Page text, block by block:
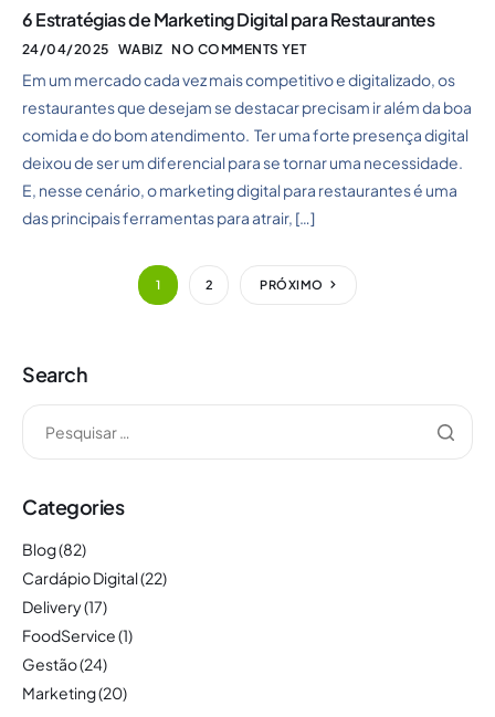
6 Estratégias de Marketing Digital para Restaurantes
24/04/2025 WABIZ NO COMMENTS YET
Em um mercado cada vez mais competitivo e digitalizado, os
restaurantes que desejam se destacar precisam ir além da boa
comida e do bom atendimento. Ter uma forte presença digital
deixou de ser um diferencial para se tornar uma necessidade.
E, nesse cenário, o marketing digital para restaurantes é uma
das principais ferramentas para atrair, […]
1 2 PRÓXIMO
Search
Categories
Blog(82)
Cardápio Digital(22)
Delivery(17)
FoodService(1)
Gestão(24)
Marketing(20)